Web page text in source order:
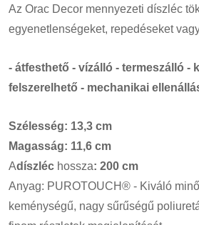
Az Orac Decor mennyezeti díszléc
egyenetlenségeket, repedéseket
- átfesthető - vízálló - termeszálló -
felszerelhető - mechanikai
Szélesség: 13,3 cm
Magasság: 11,6 cm
Adíszléc hossza: 200 cm
Anyag: PUROTOUCH® - Kiváló
keménységű, nagy sűrűségű